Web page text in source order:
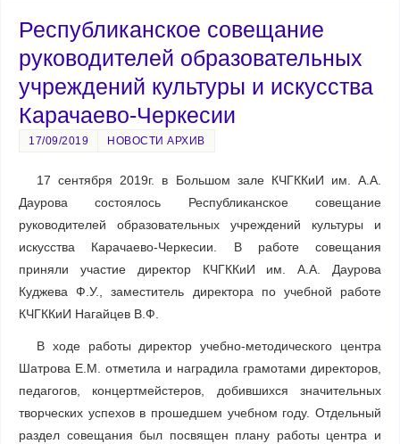
Республиканское совещание
руководителей образовательных
учреждений культуры и искусства
Карачаево-Черкесии
17/09/2019 НОВОСТИ АРХИВ
17 сентября 2019г. в Большом зале КЧГККиИ им. А.А.
Даурова состоялось Республиканское совещание
руководителей образовательных учреждений культуры и
искусства Карачаево-Черкесии. В работе совещания
приняли участие директор КЧГККиИ им. А.А. Даурова
Куджева Ф.У., заместитель директора по учебной работе
КЧГККиИ Нагайцев В.Ф.
В ходе работы директор учебно-методического центра
Шатрова Е.М. отметила и наградила грамотами директоров,
педагогов, концертмейстеров, добившихся значительных
творческих успехов в прошедшем учебном году. Отдельный
раздел совещания был посвящен плану работы центра и